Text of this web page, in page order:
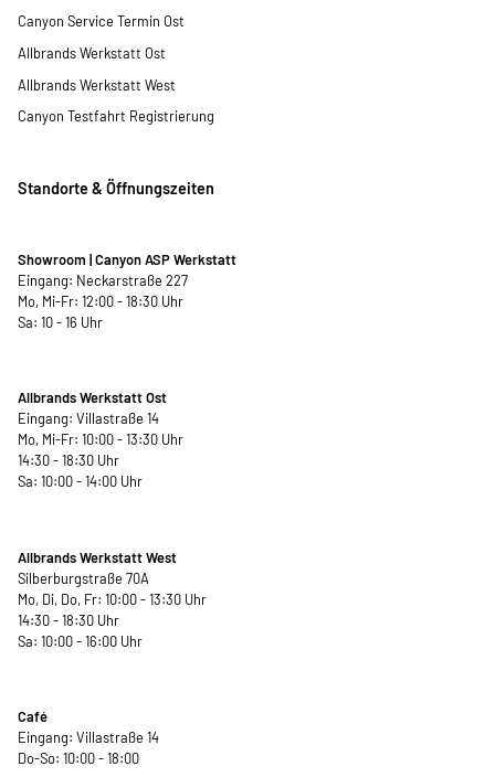
Canyon Service Termin Ost
Allbrands Werkstatt Ost
Allbrands Werkstatt West
Canyon Testfahrt Registrierung
Standorte & Öffnungszeiten
Showroom | Canyon ASP Werkstatt
Eingang: Neckarstraße 227
Mo, Mi-Fr: 12:00 - 18:30 Uhr
Sa: 10 - 16 Uhr
Allbrands Werkstatt Ost
Eingang: Villastraße 14
Mo, Mi-Fr: 10:00 - 13:30 Uhr
14:30 - 18:30 Uhr
Sa: 10:00 - 14:00 Uhr
Allbrands Werkstatt West
Silberburgstraße 70A
Mo, Di, Do, Fr: 10:00 - 13:30 Uhr
14:30 - 18:30 Uhr
Sa: 10:00 - 16:00 Uhr
Café
Eingang: Villastraße 14
Do-So: 10:00 - 18:00